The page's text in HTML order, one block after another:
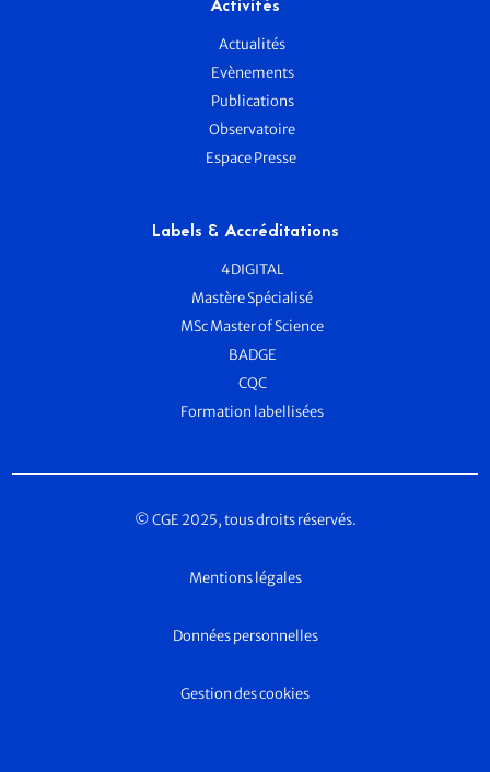
Activités
Actualités
Evènements
Publications
Observatoire
Espace Presse
Labels & Accréditations
4DIGITAL
Mastère Spécialisé
MSc Master of Science
BADGE
CQC
Formation labellisées
© CGE 2025, tous droits réservés.
Mentions légales
Données personnelles
Gestion des cookies